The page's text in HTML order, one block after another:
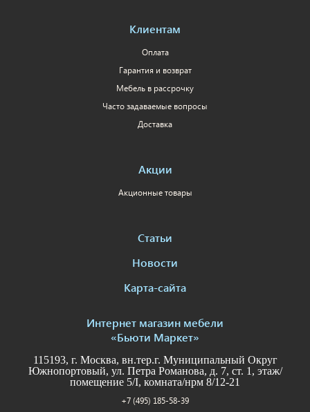
Клиентам
Оплата
Гарантия и возврат
Мебель в рассрочку
Часто задаваемые вопросы
Доставка
Акции
Акционные товары
Статьи
Новости
Карта-сайта
Интернет магазин мебели
«Бьюти Маркет»
115193, г. Москва, вн.тер.г. Муниципальный Округ
Южнопортовый, ул. Петра Романова, д. 7, ст. 1, этаж/
помещение 5/I, комната/нрм 8/12-21
+7 (495) 185-58-39